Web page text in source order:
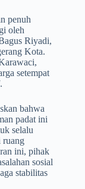
penuh
oleh
Riyadi,
Kota.
setempat
bahwa
padat ini
selalu
ruang
ini, pihak
sosial
stabilitas